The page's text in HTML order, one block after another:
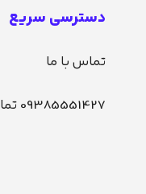
دسترسی سریع
تماس با ما
09385551427 تماس